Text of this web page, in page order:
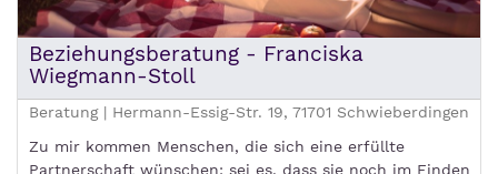
Beziehungsberatung - Franciska
Wiegmann-Stoll
Beratung | Hermann-Essig-Str. 19, 71701 Schwieberdingen
Zu mir kommen Menschen, die sich eine erfüllte
Partnerschaft wünschen: sei es, dass sie noch im Finden